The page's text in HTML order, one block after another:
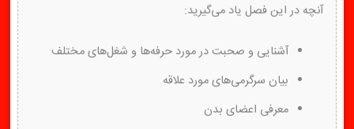
آنچه در این فصل یاد می‌گیرید:
آشنایی و صحبت در مورد حرفه‌ها و شغل‌های مختلف
بیان سرگرمی‌های مورد علاقه
معرفی اعضای بدن